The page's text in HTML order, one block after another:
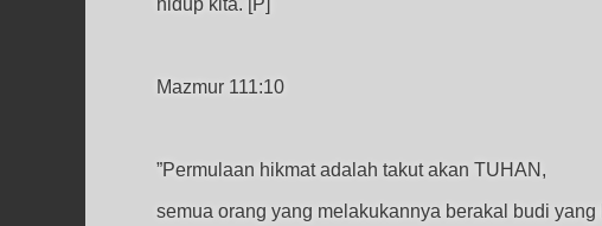
hidup kita. [P]
Mazmur 111:10
”Permulaan hikmat adalah takut akan TUHAN,
semua orang yang melakukannya berakal budi